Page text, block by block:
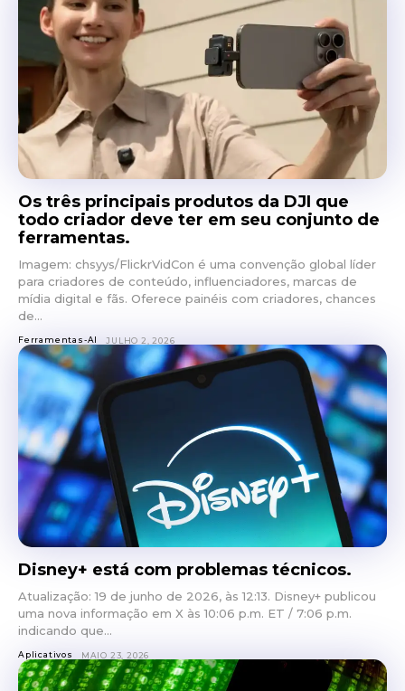
Os três principais produtos da DJI que
todo criador deve ter em seu conjunto de
ferramentas.
Imagem: chsyys/FlickrVidCon é uma convenção global líder
para criadores de conteúdo, influenciadores, marcas de
mídia digital e fãs. Oferece painéis com criadores, chances
de...
Ferramentas-AI JULHO 2, 2026
Disney+ está com problemas técnicos.
Atualização: 19 de junho de 2026, às 12:13. Disney+ publicou
uma nova informação em X às 10:06 p.m. ET / 7:06 p.m.
indicando que...
Aplicativos MAIO 23, 2026